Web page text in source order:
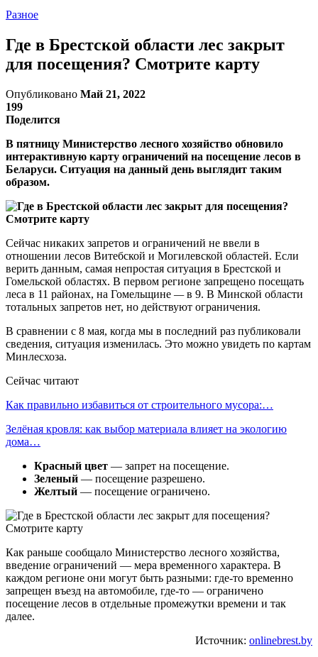
Разное
Где в Брестской области лес закрыт
для посещения? Смотрите карту
Опубликовано Май 21, 2022
199
Поделится
В пятницу Министерство лесного хозяйство обновило
интерактивную карту ограничений на посещение лесов в
Беларуси. Ситуация на данный день выглядит таким
образом.
Сейчас никаких запретов и ограничений не ввели в
отношении лесов Витебской и Могилевской областей. Если
верить данным, самая непростая ситуация в Брестской и
Гомельской областях. В первом регионе запрещено посещать
леса в 11 районах, на Гомельщине —в 9. В Минской области
тотальных запретов нет, но действуют ограничения.
В сравнении с 8 мая, когда мы в последний раз публиковали
сведения, ситуация изменилась. Это можно увидеть по картам
Минлесхоза.
Сейчас читают
Как правильно избавиться от строительного мусора:…
Зелёная кровля: как выбор материала влияет на экологию
дома…
Красный цвет — запрет на посещение.
Зеленый — посещение разрешено.
Желтый — посещение ограничено.
Как раньше сообщало Министерство лесного хозяйства,
введение ограничений — мера временного характера. В
каждом регионе они могут быть разными: где-то временно
запрещен въезд на автомобиле, где-то — ограничено
посещение лесов в отдельные промежутки времени и так
далее.
Источник: onlinebrest.by